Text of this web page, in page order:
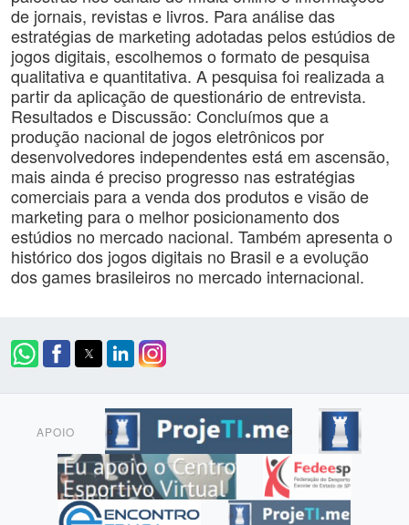
de jornais, revistas e livros. Para análise das
estratégias de marketing adotadas pelos estúdios de
jogos digitais, escolhemos o formato de pesquisa
qualitativa e quantitativa. A pesquisa foi realizada a
partir da aplicação de questionário de entrevista.
Resultados e Discussão: Concluímos que a
produção nacional de jogos eletrônicos por
desenvolvedores independentes está em ascensão,
mais ainda é preciso progresso nas estratégias
comerciais para a venda dos produtos e visão de
marketing para o melhor posicionamento dos
estúdios no mercado nacional. Também apresenta o
histórico dos jogos digitais no Brasil e a evolução
dos games brasileiros no mercado internacional.
APOIO